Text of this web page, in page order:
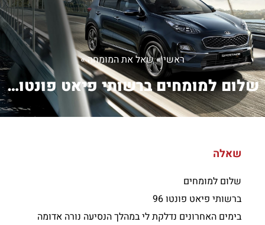
ראשי»שאל את המומחה»
שלום למומחים ברשותי פיאט פונטו 96 בימ...
שאלה
שלום למומחים
ברשותי פיאט פונטו 96
בימים האחרונים נדלקת לי במהלך הנסיעה נורה אדומה